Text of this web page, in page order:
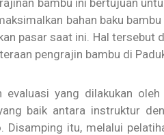
bambu ini bertujuan
bahan baku
pasar saat ini. Hal tersebut
pengrajin bambu di
evaluasi yang dilakukan
baik antara instruktur
Disamping itu, melalui